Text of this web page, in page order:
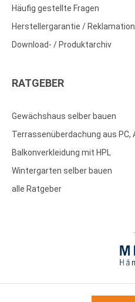
Häufig gestellte Fragen
Herstellergarantie / Reklamation
Download- / Produktarchiv
RATGEBER
Gewächshaus selber bauen
Terrassenüberdachung aus PC,
Balkonverkleidung mit HPL
Wintergarten selber bauen
alle Ratgeber